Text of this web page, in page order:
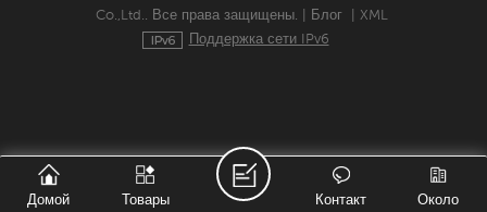
Co.,Ltd.. Все права защищены. |
Блог
XML
Поддержка сети IPv6
Домой Товары Около
Контакт